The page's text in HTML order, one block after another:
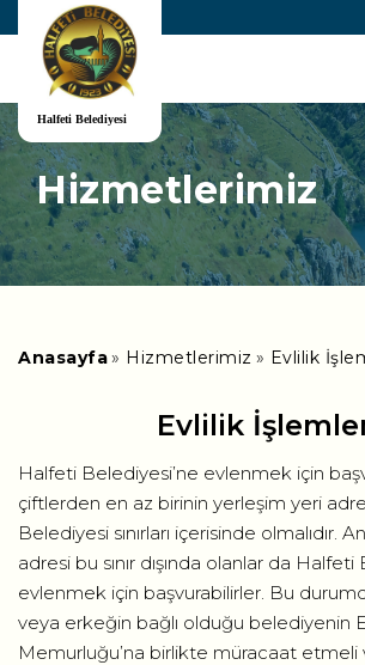
Hizmetlerimiz
Anasayfa Hizmetlerimiz Evlilik
Evlilik
Halfeti Belediyesi’ne evlenmek için
çiftlerden en az birinin yerleşim yeri
Belediyesi sınırları içerisinde olmalıdır.
adresi bu sınır dışında olanlar da
evlenmek için başvurabilirler. Bu
veya erkeğin bağlı olduğu belediyenin
Memurluğu’na birlikte müracaat etmeli